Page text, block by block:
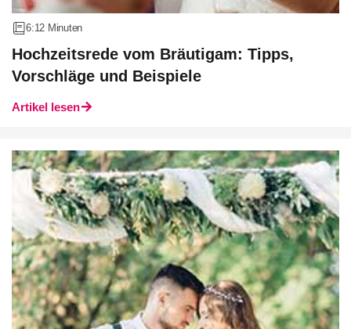
6:12 Minuten
Hochzeitsrede vom Bräutigam: Tipps,
Vorschläge und Beispiele
Artikel lesen